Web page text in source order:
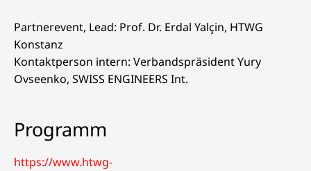
Partnerevent, Lead: Prof. Dr. Erdal Yalçin, HTWG
Konstanz
Kontaktperson intern: Verbandspräsident Yury
Ovseenko, SWISS ENGINEERS Int.
Programm
https://www.htwg-